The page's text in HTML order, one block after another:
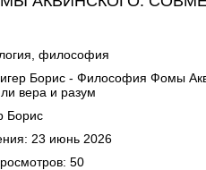
философия
Борис - Философия Фомы
вера и разум
Борис
23 июнь 2026
50